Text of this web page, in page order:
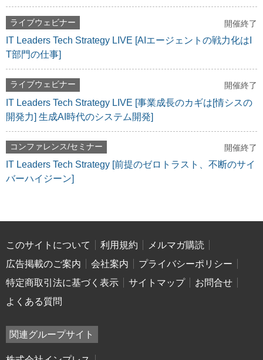
ライブウェビナー 開催終了
IT Leaders Tech Strategy LIVE [AIエージェントの戦力化はI
T部門の仕事]
ライブウェビナー 開催終了
IT Leaders Tech Strategy LIVE [事業成長のカギは[情シスの
開発力] 生成AI時代のシステム開発]
コンファレンス/セミナー 開催終了
IT Leaders Tech Strategy [前提のゼロトラスト、不断のサイ
バーハイジーン]
このサイトについて 利用規約
メルマガ購読
広告掲載のご案内
会社案内
プライバシーポリシー
特定商取引法に基づく表示
サイトマップ
お問合せ
よくある質問
関連グループサイト